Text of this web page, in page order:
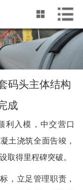
English
网站首页
关于我们
企业动态
QHSE
码头主体结构
成
利入模 ， 中交营口
土浇筑全面告竣 ，
取得里程碑突破。
，立足管理职责，